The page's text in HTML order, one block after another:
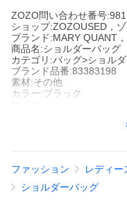
ZOZO問い合わせ番号
ショップ:ZOZOUSED，
ブランド:MARY QUANT
商品名:ショルダーバッグ
カテゴリ:バッグ>ショル
ブランド品番:83383198
素材:その他
カラー:ブラック
キーワード:ショルダーバ
-:幅39 高さ24 マチ5
※ZOZOTOWN独自の方法
ファッション レディー
ショルダーバッグ